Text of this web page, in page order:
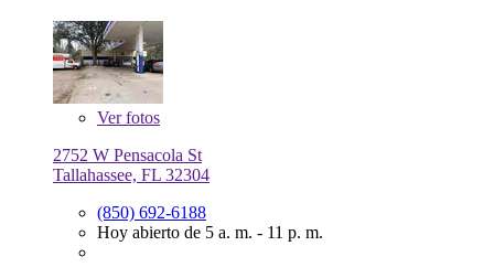
Verfotos
2752 W Pensacola St
Tallahassee, FL 32304
(850) 692-6188
Hoy abierto de 5 a. m. - 11 p. m.